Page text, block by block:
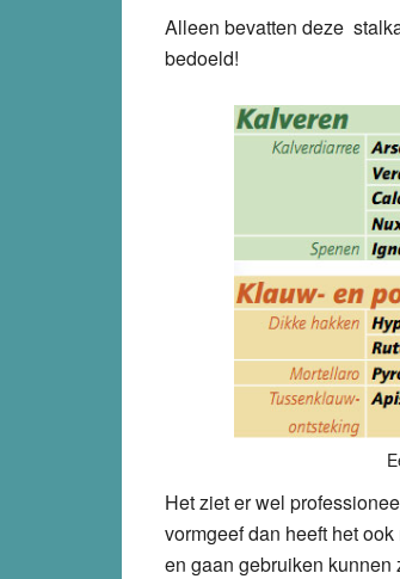
Alleen bevatten deze
bedoeld!
Het ziet er wel
vormgeef dan heeft het
en gaan gebruiken kunnen